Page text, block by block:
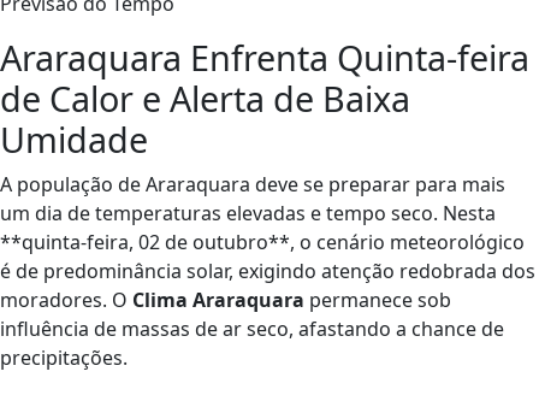
Araraquara Enfrenta Quinta-feira
de Calor e Alerta de Baixa
Umidade
A população de Araraquara deve se preparar para mais
um dia de temperaturas elevadas e tempo seco. Nesta
**quinta-feira, 02 de outubro**, o cenário meteorológico
é de predominância solar, exigindo atenção redobrada dos
moradores. O Clima Araraquara permanece sob
influência de massas de ar seco, afastando a chance de
precipitações.